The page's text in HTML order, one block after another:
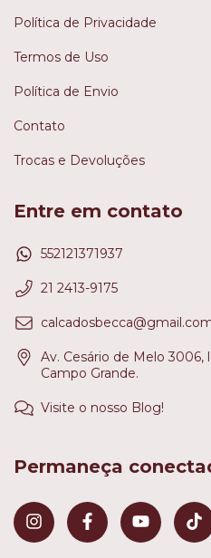
Política de Privacidade
Termos de Uso
Política de Envio
Contato
Trocas e Devoluções
Entre em contato
552121371937
21 2413-9175
Av. Cesário de Melo 3006,
Campo Grande.
Visite o nosso Blog!
Permaneça